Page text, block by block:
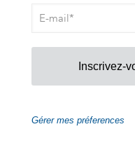
Inscrivez-
Gérer mes préferences